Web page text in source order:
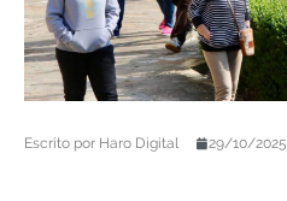
Escrito por Haro Digital 29/10/2025